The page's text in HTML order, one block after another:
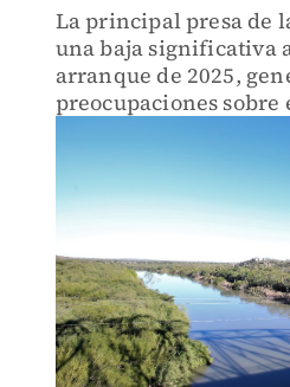
La principal presa de
una baja significativa
arranque de 2025,
preocupaciones